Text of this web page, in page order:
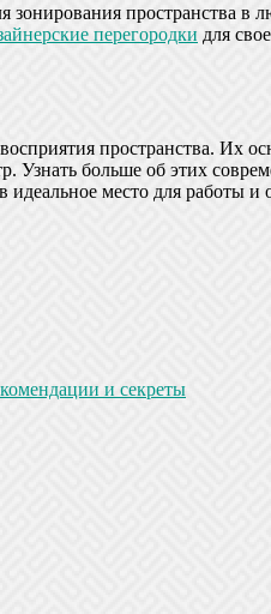
пространства в
перегородки для
пространства. Их
Узнать больше об этих
место для работы
и секреты